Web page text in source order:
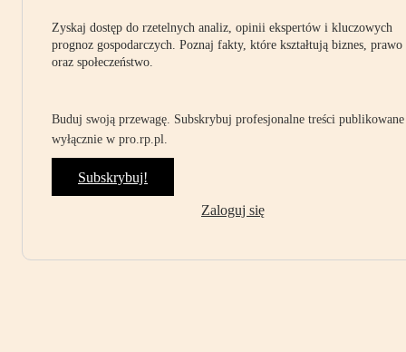
Zyskaj dostęp do rzetelnych analiz, opinii ekspertów i kluczowych
prognoz gospodarczych. Poznaj fakty, które kształtują biznes, prawo
oraz społeczeństwo.
Buduj swoją przewagę. Subskrybuj profesjonalne treści publikowane
wyłącznie w pro.rp.pl.
Subskrybuj!
Zaloguj się